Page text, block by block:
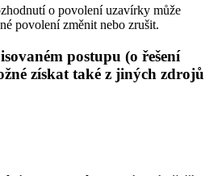
o povolení uzavírky může
povolení změnit nebo zrušit.
postupu (o řešení
získat také z jiných zdrojů